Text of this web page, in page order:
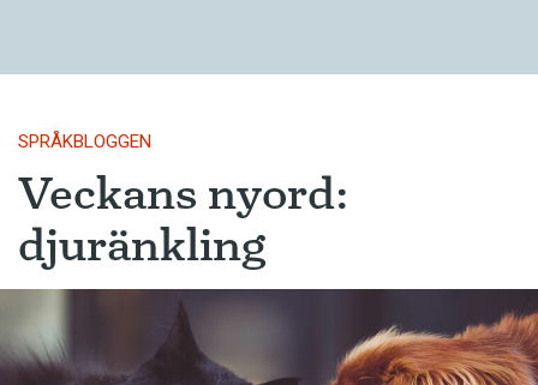
SPRÅKBLOGGEN
Veckans nyord:
djuränkling